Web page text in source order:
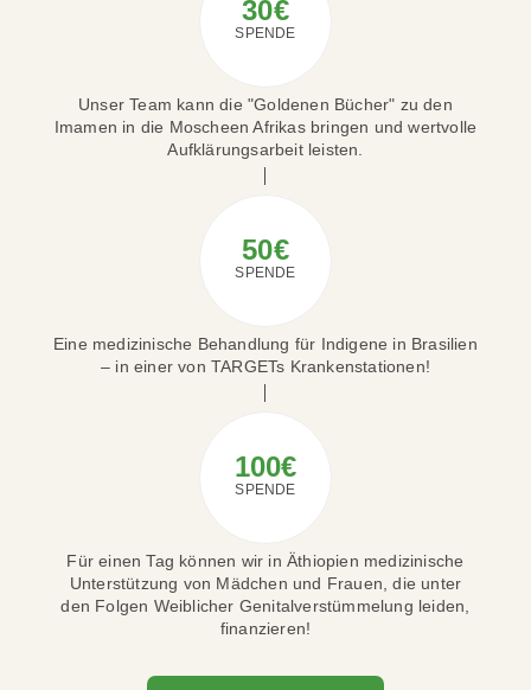
30€
SPENDE
Unser Team kann die "Goldenen Bücher" zu den
Imamen in die Moscheen Afrikas bringen und wertvolle
Aufklärungsarbeit leisten.
50€
SPENDE
Eine medizinische Behandlung für Indigene in Brasilien
– in einer von TARGETs Krankenstationen!
100€
SPENDE
Für einen Tag können wir in Äthiopien medizinische
Unterstützung von Mädchen und Frauen, die unter
den Folgen Weiblicher Genitalverstümmelung leiden,
finanzieren!